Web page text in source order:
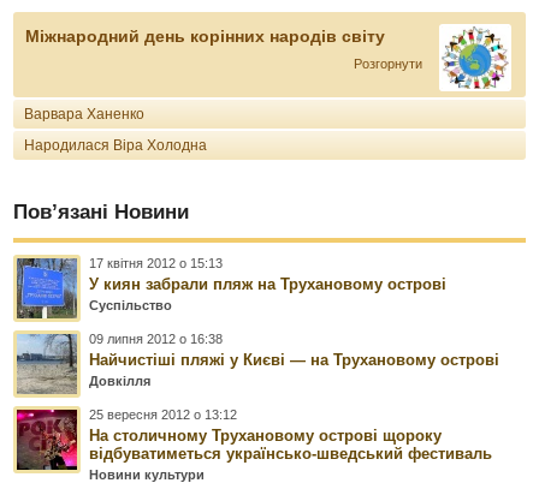
Міжнародний день корінних народів світу
Розгорнути
Варвара Ханенко
Народилася Віра Холодна
Пов’язані Новини
17 квітня 2012 о 15:13
У киян забрали пляж на Трухановому острові
Суспільство
09 липня 2012 о 16:38
Найчистіші пляжі у Києві — на Трухановому острові
Довкілля
25 вересня 2012 о 13:12
На столичному Трухановому острові щороку
відбуватиметься українсько-шведський фестиваль
Новини культури